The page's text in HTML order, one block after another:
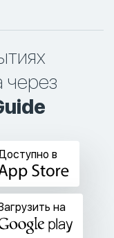
через
в
на